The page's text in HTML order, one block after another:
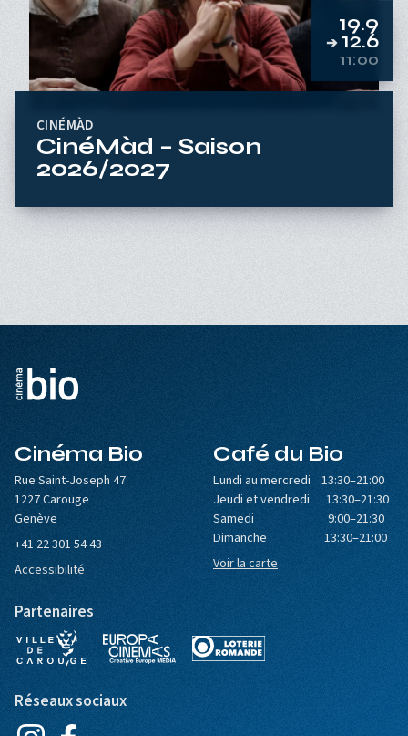
19.9
➔ 12.6
11:00
CINÉMÀD
CinéMàd – Saison
2026/2027
Cinéma Bio
Rue Saint-Joseph 47
1227 Carouge
Genève
+41 22 301 54 43
Accessibilité
Café du Bio
Lundi au mercredi 13:30–21:00
Jeudi et vendredi 13:30–21:30
Samedi 9:00–21:30
Dimanche 13:30–21:00
Voir la carte
Partenaires
Réseaux sociaux